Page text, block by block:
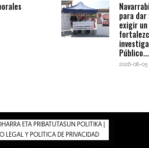
para
exigir
Público...
2026-08-05
ETA PRIBATUTASUN POLITIKA |
LEGAL Y POLÍTICA DE PRIVACIDAD